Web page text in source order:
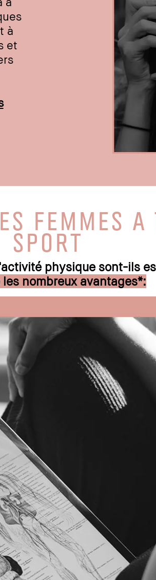
à
et
FEMMES A
SPORT
physique sont-ils
les nombreux avantages*: